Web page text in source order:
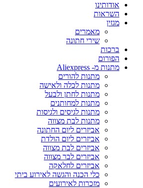
אודותינו
השראות
מגזין
מאמרים
שירי חתונה
ברכות
הפורום
מתנות מ- Aliexpress
מתנות להורים
מתנות לכלה ולאישה
מתנות לחתן ולבעל
מתנות למחותנים
מתנות לגיסים ולגיסות
מתנות לבת מצווה
אביזרים ליום החתונה
אביזרים ליום הולדת
אביזרים לבת מצווה
אביזרים לבר מצווה
אביזרים לחלאקה
כלי הכנה והגשה לאירוע ביתי
מזכרות לאירועים